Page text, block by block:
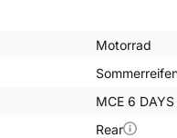
Motorrad
MCE 6 DAYS
Rear